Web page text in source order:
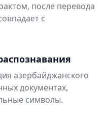
после перевода
с
азербайджанского
документах,
символы.